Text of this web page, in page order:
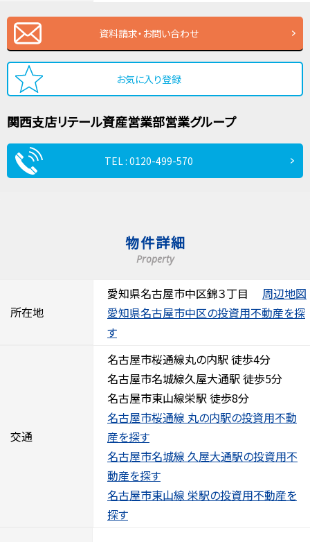
資料請求・お問い合わせ
お気に入り登録
関西支店リテール資産営業部営業グループ
TEL : 0120-499-570
物件詳細
Property
所在地
愛知県名古屋市中区錦３丁目
周辺地図
愛知県名古屋市中区の投資用不動産を探
す
交通
名古屋市桜通線丸の内駅 徒歩4分
名古屋市名城線久屋大通駅 徒歩5分
名古屋市東山線栄駅 徒歩8分
名古屋市桜通線 丸の内駅の投資用不動
産を探す
名古屋市名城線 久屋大通駅の投資用不
動産を探す
名古屋市東山線 栄駅の投資用不動産を
探す